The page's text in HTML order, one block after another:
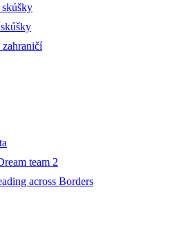
zahraničí
team 2
across Borders